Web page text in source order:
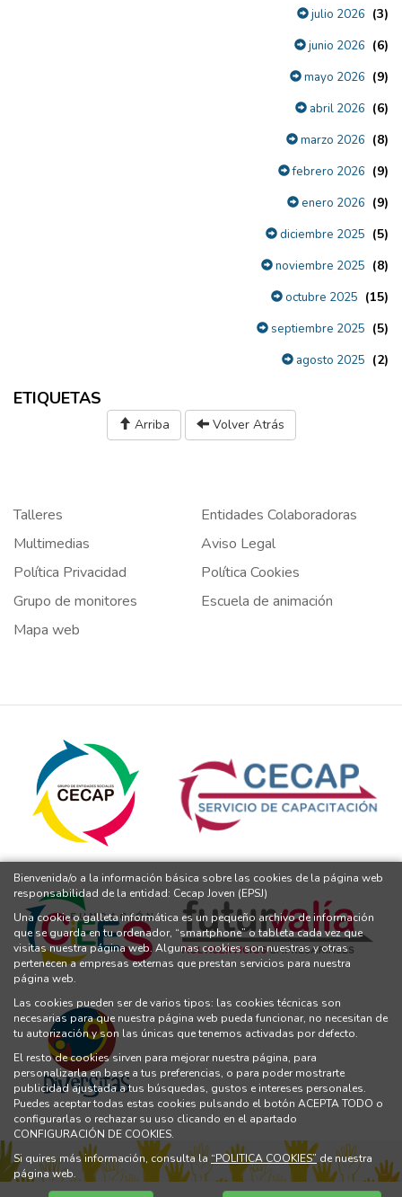
julio 2026 (3)
junio 2026 (6)
mayo 2026 (9)
abril 2026 (6)
marzo 2026 (8)
febrero 2026 (9)
enero 2026 (9)
diciembre 2025 (5)
noviembre 2025 (8)
octubre 2025 (15)
septiembre 2025 (5)
agosto 2025 (2)
ETIQUETAS
Arriba Volver Atrás
Talleres
Entidades Colaboradoras
Multimedias
Aviso Legal
Política Privacidad
Política Cookies
Grupo de monitores
Escuela de animación
Mapa web
Bienvenida/o a la información básica sobre las cookies de la página web
responsabilidad de la entidad: Cecap Joven (EPSJ)
Una cookie o galleta informática es un pequeño archivo de información
que se guarda en tu ordenador, “smartphone” o tableta cada vez que
visitas nuestra página web. Algunas cookies son nuestras y otras
pertenecen a empresas externas que prestan servicios para nuestra
página web.
Las cookies pueden ser de varios tipos: las cookies técnicas son
necesarias para que nuestra página web pueda funcionar, no necesitan de
tu autorización y son las únicas que tenemos activadas por defecto.
El resto de cookies sirven para mejorar nuestra página, para
personalizarla en base a tus preferencias, o para poder mostrarte
publicidad ajustada a tus búsquedas, gustos e intereses personales.
Puedes aceptar todas estas cookies pulsando el botón ACEPTA TODO o
configurarlas o rechazar su uso clicando en el apartado
CONFIGURACIÓN DE COOKIES.
Si quires más información, consulta la“POLITICA COOKIES” de nuestra
página web.